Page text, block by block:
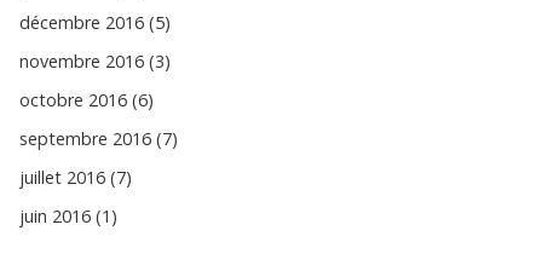
décembre 2016 (5)
novembre 2016 (3)
octobre 2016 (6)
septembre 2016 (7)
juillet 2016 (7)
juin 2016 (1)